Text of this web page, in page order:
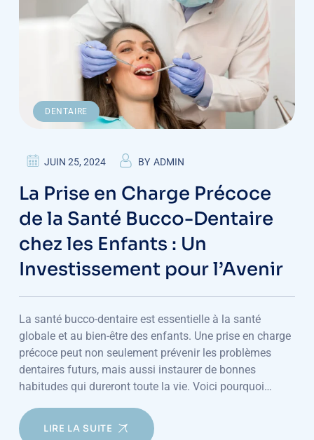
DENTAIRE
JUIN 25, 2024 BY ADMIN
La Prise en Charge Précoce
de la Santé Bucco-Dentaire
chez les Enfants : Un
Investissement pour l’Avenir
La santé bucco-dentaire est essentielle à la santé
globale et au bien-être des enfants. Une prise en charge
précoce peut non seulement prévenir les problèmes
dentaires futurs, mais aussi instaurer de bonnes
habitudes qui dureront toute la vie. Voici pourquoi…
LIRE LA SUITE